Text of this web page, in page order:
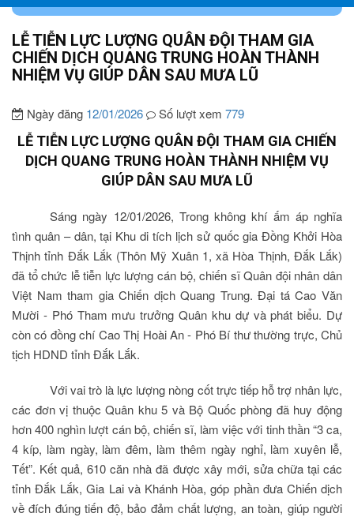
Hòa
Mỹ
LỄ TIỄN LỰC LƯỢNG QUÂN ĐỘI THAM GIA
CHIẾN DỊCH QUANG TRUNG HOÀN THÀNH
NHIỆM VỤ GIÚP DÂN SAU MƯA LŨ
Ngày đăng 12/01/2026 Số lượt xem 779
LỄ TIỄN LỰC LƯỢNG QUÂN ĐỘI THAM GIA CHIẾN
DỊCH QUANG TRUNG HOÀN THÀNH NHIỆM VỤ
GIÚP DÂN SAU MƯA LŨ
Sáng ngày 12/01/2026, Trong không khí ấm áp nghĩa
tình quân – dân, tại Khu di tích lịch sử quốc gia Đồng Khởi Hòa
Thịnh tỉnh Đắk Lắk (Thôn Mỹ Xuân 1, xã Hòa Thịnh, Đắk Lắk)
đã tổ chức lễ tiễn lực lượng cán bộ, chiến sĩ Quân đội nhân dân
Việt Nam tham gia Chiến dịch Quang Trung. Đại tá Cao Văn
Mười - Phó Tham mưu trưởng Quân khu dự và phát biểu. Dự
còn có đồng chí Cao Thị Hoài An - Phó Bí thư thường trực, Chủ
tịch HDND tỉnh Đắk Lắk.
Với vai trò là lực lượng nòng cốt trực tiếp hỗ trợ nhân lực,
các đơn vị thuộc Quân khu 5 và Bộ Quốc phòng đã huy động
hơn 400 nghìn lượt cán bộ, chiến sĩ, làm việc với tinh thần “3 ca,
4 kíp, làm ngày, làm đêm, làm thêm ngày nghỉ, làm xuyên lễ,
Tết”. Kết quả, 610 căn nhà đã được xây mới, sửa chữa tại các
tỉnh Đắk Lắk, Gia Lai và Khánh Hòa, góp phần đưa Chiến dịch
về đích đúng tiến độ, bảo đảm chất lượng, an toàn, giúp người